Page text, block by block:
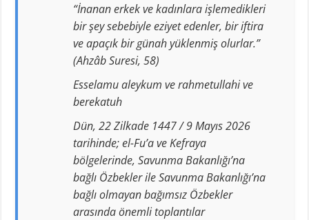
“İnanan erkek ve kadınlara işlemedikleri
bir şey sebebiyle eziyet edenler, bir iftira
ve apaçık bir günah yüklenmiş olurlar.”
(Ahzâb Suresi, 58)
Esselamu aleykum ve rahmetullahi ve
berekatuh
Dün, 22 Zilkade 1447 / 9 Mayıs 2026
tarihinde; el-Fu’a ve Kefraya
bölgelerinde, Savunma Bakanlığı’na
bağlı Özbekler ile Savunma Bakanlığı’na
bağlı olmayan bağımsız Özbekler
arasında önemli toplantılar